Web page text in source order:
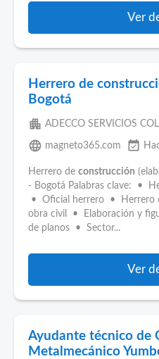
Ver
Herrero de
Bogotá
apartment ADECCO SERVICIOS
language magneto365.com event_available
Herrero de construcción
- Bogotá Palabras clave: •
• Oficial herrero • Herrero
obra civil • Elaboración y
de planos • Sector...
Ver
Ayudante técnico de
Metalmecánico